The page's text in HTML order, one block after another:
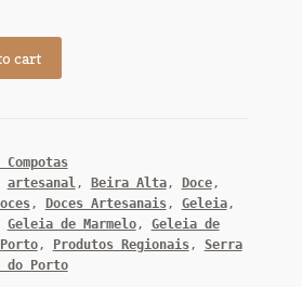
cart
Compotas
artesanal, Beira Alta, Doce,
, Doces Artesanais, Geleia,
Geleia de Marmelo, Geleia de
, Produtos Regionais, Serra
do Porto